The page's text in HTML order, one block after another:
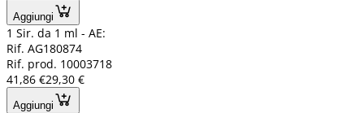
Aggiungi
1 Sir. da 1 ml - AE:
Rif. AG180874
Rif. prod. 10003718
41,86 €29,30 €
Aggiungi